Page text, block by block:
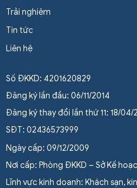
Trải nghiệm
Tin tức
Liên hệ
Số ĐKKD: 4201620829
Đăng ký lần đầu: 06/11/2014
Đăng ký thay đổi lần thứ 11: 18/04/
SĐT: 02436573999
Ngày cấp: 09/12/2009
Nơi cấp: Phòng ĐKKD – Sở Kế
Lĩnh vực kinh doanh: Khách sạn,